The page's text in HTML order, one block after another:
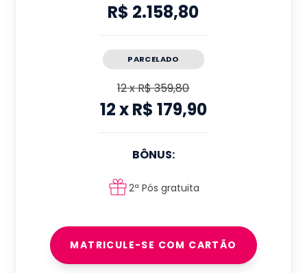
R$ 2.158,80
PARCELADO
12xR$ 359,80
12xR$ 179,90
BÔNUS:
2ª Pós gratuita
MATRICULE-SE COM CARTÃO